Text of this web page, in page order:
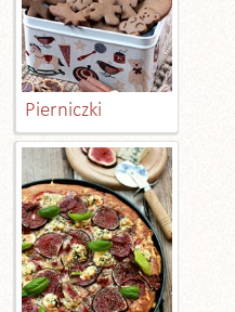
Pierniczki